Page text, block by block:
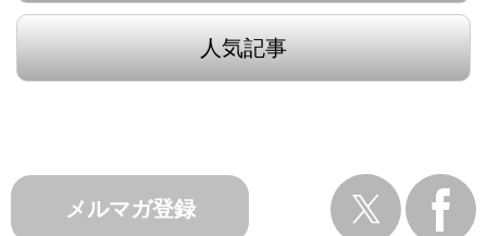
人気記事
メルマガ登録